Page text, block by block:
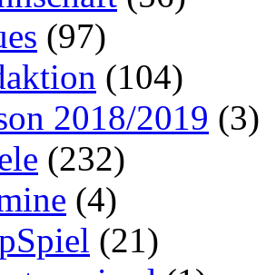
(97)
(104)
2018/2019 (3)
(232)
(4)
(21)